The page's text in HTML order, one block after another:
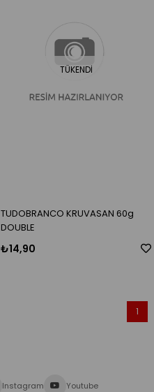
TÜKENDI
TUDOBRANCO KRUVASAN 60g
DOUBLE
₺14,90
1
Instagram Youtube